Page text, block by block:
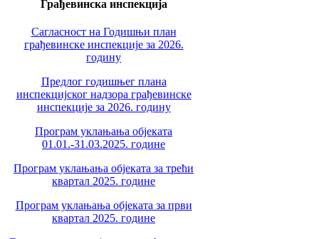
Грађевинска инспекција
Сагласност на Годишњи план
грађевинске инспекције за 2026.
годину
Предлог годишњег плана
инспекцијског надзора грађевинске
инспекције за 2026. годину
Програм уклањања објеката
01.01.-31.03.2025. године
Програм уклањања објеката за трећи
квартал 2025. године
Програм уклањања објеката за први
квартал 2025. године